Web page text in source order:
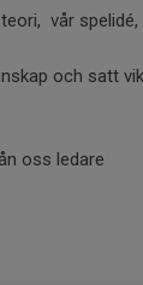
vår
och satt
oss ledare